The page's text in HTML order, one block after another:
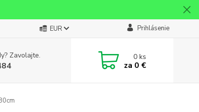
EUR Prihlásenie
Zavolajte. 0ks
za 0 €